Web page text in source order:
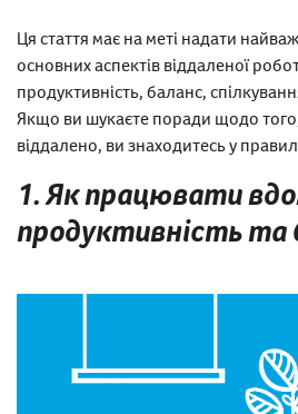
Ця стаття має на меті надати
основних аспектів віддаленої
продуктивність, баланс,
Якщо ви шукаєте поради щодо
віддалено, ви знаходитесь у
1. Як працювати
продуктивність та